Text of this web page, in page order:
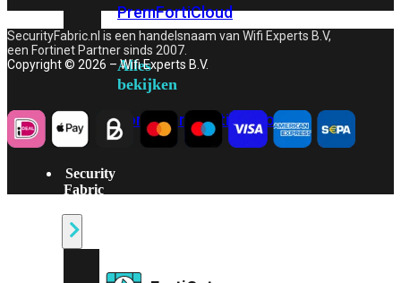
PremFortiCloud
Alles
bekijken
FortiClientFortiEndpoint
Security
Fabric
SecurityFabric.nl is een handelsnaam van Wifi Experts B.V,
een Fortinet Partner sinds 2007.
Copyright © 2026 – Wifi Experts B.V.